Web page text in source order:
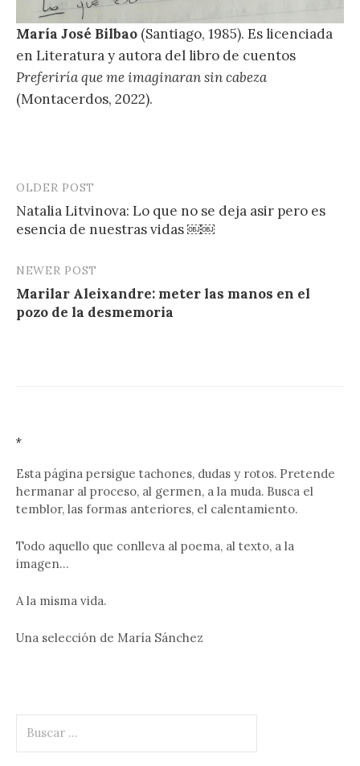
María José Bilbao (Santiago, 1985). Es licenciada
en Literatura y autora del libro de cuentos
Preferiría que me imaginaran sin cabeza
(Montacerdos, 2022).
Post
navigation
OLDER POST
Natalia Litvinova: Lo que no se deja asir pero es
esencia de nuestras vidas ￼￼
NEWER POST
Marilar Aleixandre: meter las manos en el
pozo de la desmemoria
*
Esta página persigue tachones, dudas y rotos. Pretende
hermanar al proceso, al germen, a la muda. Busca el
temblor, las formas anteriores, el calentamiento.
Todo aquello que conlleva al poema, al texto, a la
imagen…
A la misma vida.
Una selección de María Sánchez